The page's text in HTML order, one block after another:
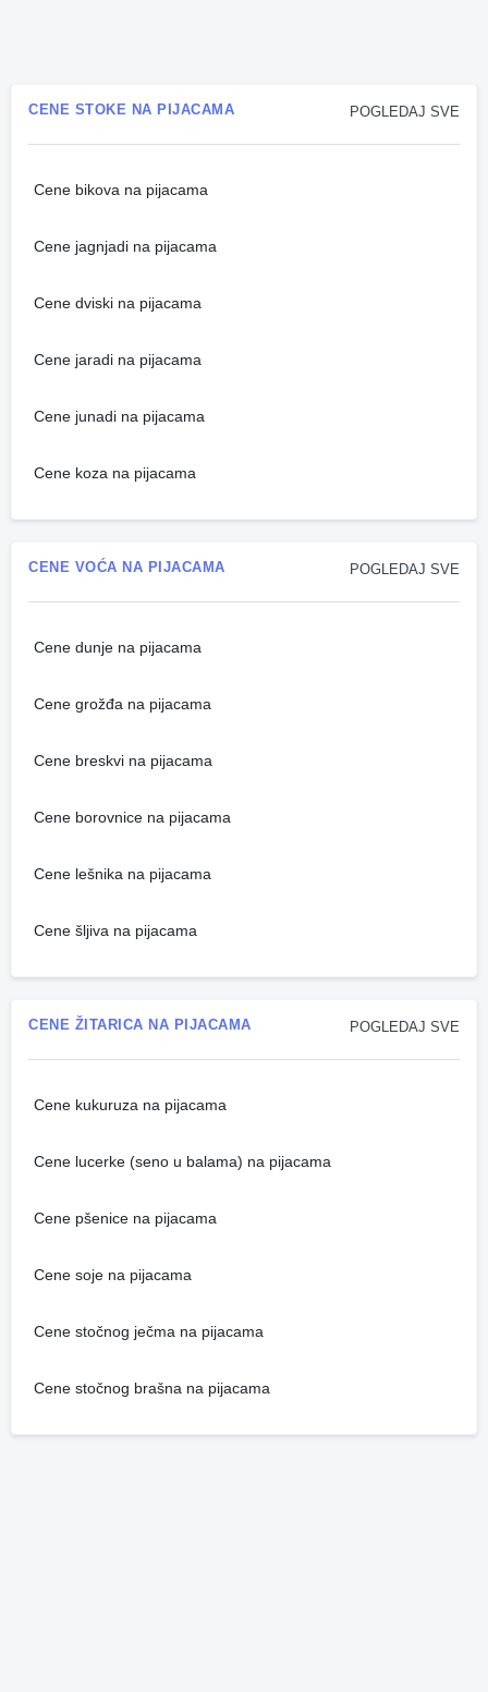
POGLEDAJ SVE
CENE STOKE NA PIJACAMA
Cene bikova na pijacama
Cene jagnjadi na pijacama
Cene dviski na pijacama
Cene jaradi na pijacama
Cene junadi na pijacama
Cene koza na pijacama
POGLEDAJ SVE
CENE VOĆA NA PIJACAMA
Cene dunje na pijacama
Cene grožđa na pijacama
Cene breskvi na pijacama
Cene borovnice na pijacama
Cene lešnika na pijacama
Cene šljiva na pijacama
POGLEDAJ SVE
CENE ŽITARICA NA PIJACAMA
Cene kukuruza na pijacama
Cene lucerke (seno u balama) na pijacama
Cene pšenice na pijacama
Cene soje na pijacama
Cene stočnog ječma na pijacama
Cene stočnog brašna na pijacama